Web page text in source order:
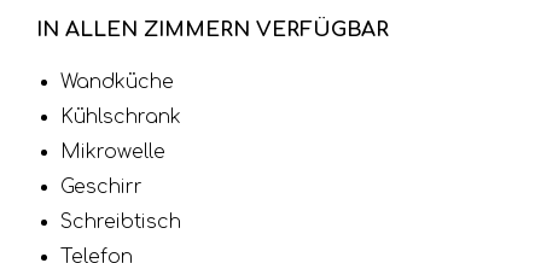
IN ALLEN ZIMMERN VERFÜGBAR
Wandküche
Kühlschrank
Mikrowelle
Geschirr
Schreibtisch
Telefon